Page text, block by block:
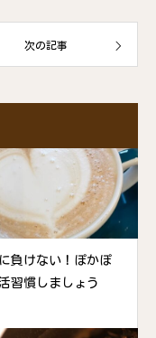
次の記事
負けない！ぽかぽ
習慣しましょう